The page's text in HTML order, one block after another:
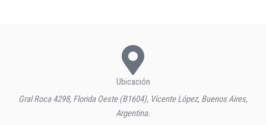
Ubicación
Gral Roca 4298, Florida Oeste (B1604), Vicente López, Buenos Aires,
Argentina.